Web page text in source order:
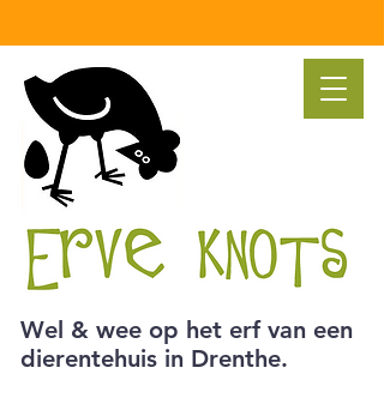
Wel & wee op het erf van een
dierentehuis in Drenthe.